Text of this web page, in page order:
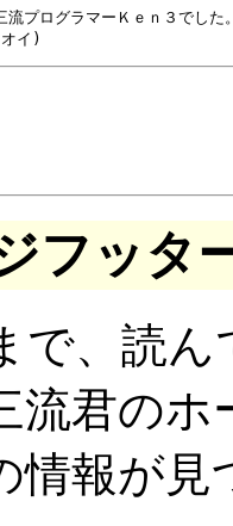
プログラマーＫｅｎ３でした。
フッタ
で、読
流君のホ
情報が